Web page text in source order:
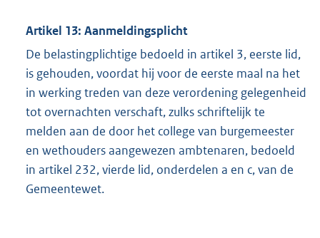
Artikel 13: Aanmeldingsplicht
De belastingplichtige bedoeld in artikel 3, eerste lid,
is gehouden, voordat hij voor de eerste maal na het
in werking treden van deze verordening gelegenheid
tot overnachten verschaft, zulks schriftelijk te
melden aan de door het college van burgemeester
en wethouders aangewezen ambtenaren, bedoeld
in artikel 232, vierde lid, onderdelen a en c, van de
Gemeentewet.